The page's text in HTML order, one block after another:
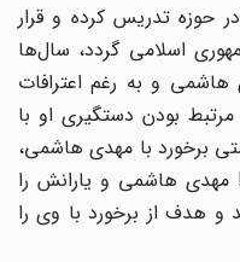
تدریس کرده و قرار
اسلامی گردد، سال‌ها
و به رغم اعترافات
بودن دستگیری او با
برخورد با مهدی هاشمی،
هاشمی و یارانش را
هدف از برخورد با وی را